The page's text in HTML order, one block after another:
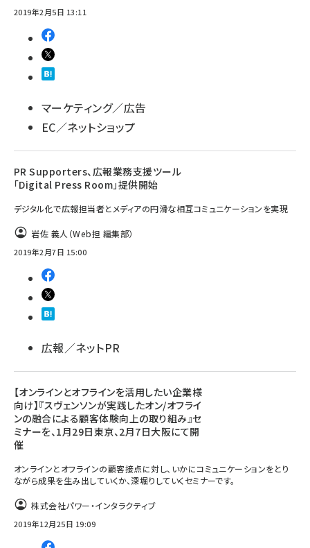
2019年2月5日 13:11
マーケティング／広告
EC／ネットショップ
PR Supporters、広報業務支援ツール
「Digital Press Room」提供開始
デジタル化で広報担当者とメディアの円滑な相互コミュニケーションを実現
岩佐 義人（Web担 編集部）
2019年2月7日 15:00
広報／ネットPR
【オンラインとオフラインを活用したい企業様
向け】『スヴェンソンが実践したオン/オフライ
ンの融合による顧客体験向上の取り組み』セ
ミナーを、1月29日東京、2月7日大阪にて開
催
オンラインとオフラインの顧客接点に対し、いかにコミュニケーションをとり
ながら成果を生み出していくか、深堀りしていくセミナーです。
株式会社パワー・インタラクティブ
2019年12月25日 19:09